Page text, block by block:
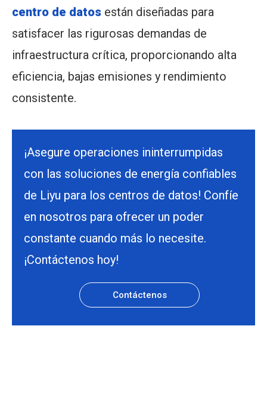
centro de datos están diseñadas para
satisfacer las rigurosas demandas de
infraestructura crítica, proporcionando alta
eficiencia, bajas emisiones y rendimiento
consistente.
¡Asegure operaciones ininterrumpidas
con las soluciones de energía confiables
de Liyu para los centros de datos! Confíe
en nosotros para ofrecer un poder
constante cuando más lo necesite.
¡Contáctenos hoy!
Contáctenos